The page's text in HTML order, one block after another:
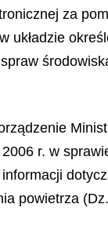
za
układzie
r. w
powietrza